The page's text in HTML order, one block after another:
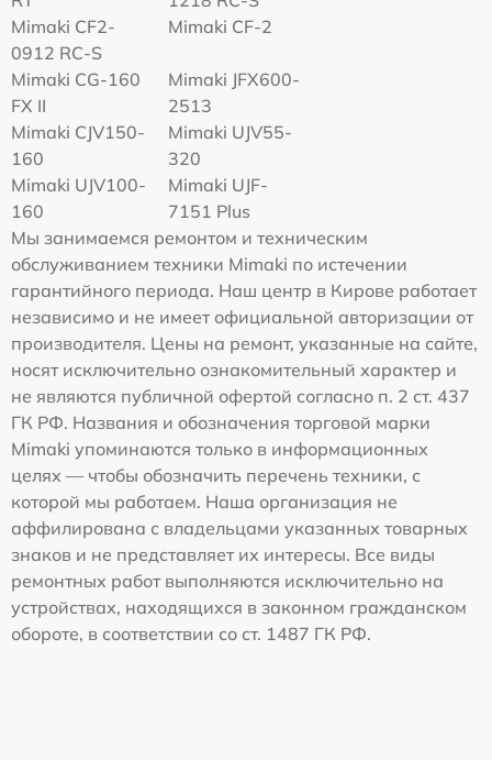
Mimaki CF2-
0912 RC-S
Mimaki CF-2
Mimaki CG-160
FX II
Mimaki JFX600-
2513
Mimaki СJV150-
160
Mimaki UJV55-
320
Mimaki UJV100-
160
Mimaki UJF-
7151 Plus
Мы занимаемся ремонтом и техническим
обслуживанием техники Mimaki по истечении
гарантийного периода. Наш центр в Кирове работает
независимо и не имеет официальной авторизации от
производителя. Цены на ремонт, указанные на сайте,
носят исключительно ознакомительный характер и
не являются публичной офертой согласно п. 2 ст. 437
ГК РФ. Названия и обозначения торговой марки
Mimaki упоминаются только в информационных
целях — чтобы обозначить перечень техники, с
которой мы работаем. Наша организация не
аффилирована с владельцами указанных товарных
знаков и не представляет их интересы. Все виды
ремонтных работ выполняются исключительно на
устройствах, находящихся в законном гражданском
обороте, в соответствии со ст. 1487 ГК РФ.